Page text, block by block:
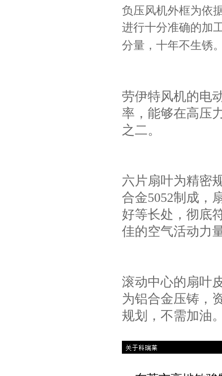
负压风机外框为依
进行十分准确的加
分量，十年不生锈
劳伊特风机的电
率，能够在高压
之二。
六片扇叶为精密
合金5052制成，
好等长处，彻底
佳的空气活动
滚动中心的扇叶
为铝合金压铸，
规划，不需加油